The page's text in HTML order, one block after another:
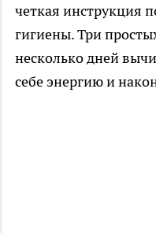
четкая инструкция
гигиены. Три
несколько дней
себе энергию и